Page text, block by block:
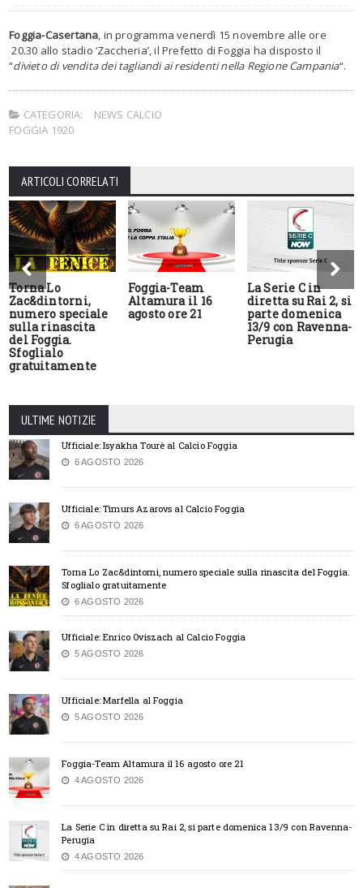
Foggia-Casertana, in programma venerdì 15 novembre alle ore
20.30 allo stadio ‘Zaccheria’, il Prefetto di Foggia ha disposto il
“divieto di vendita dei tagliandi ai residenti nella Regione Campania“.
CATEGORIA:
NEWS CALCIO
FOGGIA 1920
ARTICOLI CORRELATI
Torna Lo
Zac&dintorni,
numero speciale
sulla rinascita
del Foggia.
Sfoglialo
gratuitamente
Foggia-Team
Altamura il 16
agosto ore 21
La Serie C in
diretta su Rai 2, si
parte domenica
13/9 con Ravenna-
Perugia
ULTIME NOTIZIE
Ufficiale: Isyakha Tourè al Calcio Foggia
6 AGOSTO 2026
Ufficiale: Timurs Azarovs al Calcio Foggia
6 AGOSTO 2026
Torna Lo Zac&dintorni, numero speciale sulla rinascita del Foggia.
Sfoglialo gratuitamente
6 AGOSTO 2026
Ufficiale: Enrico Oviszach al Calcio Foggia
5 AGOSTO 2026
Ufficiale: Marfella al Foggia
5 AGOSTO 2026
Foggia-Team Altamura il 16 agosto ore 21
4 AGOSTO 2026
La Serie C in diretta su Rai 2, si parte domenica 13/9 con Ravenna-
Perugia
4 AGOSTO 2026